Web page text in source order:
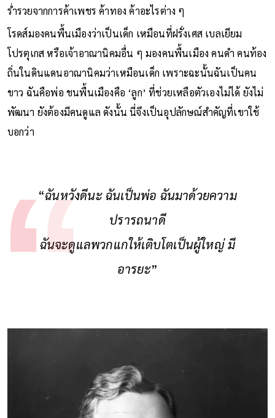
ร่ำรวยจากการค้าเพชร ค้าทอง ค้าอะไรต่าง ๆ
โรดส์มองคนพื้นเมืองว่าเป็นเด็ก เหมือนที่ฝรั่งเศส เบลเยียม
โปรตุเกส หรือเจ้าอาณานิคมอื่น ๆ มองคนพื้นเมือง คนดํา คนท้อง
ถิ่นในดินแดนอาณานิคมว่าเหมือนเด็ก เพราะฉะนั้นฉันเป็นคน
ขาว ฉันคือพ่อ ชนพื้นเมืองคือ ‘ลูก’ ที่ช่วยเหลือตัวเองไม่ได้ ยังไม่
พัฒนา ยังต้องมีคนดูแล ดังนั้น นี่จึงเป็นอุปลักษณ์สำคัญที่เขาใช้
บอกว่า
“ฉันหวังดีนะ ฉันเป็นพ่อ ฉันมาด้วยความ
ปรารถนาดี
ฉันจะดูแลพวกแกให้เติบโตเป็นผู้ใหญ่ มี
อารยะ”